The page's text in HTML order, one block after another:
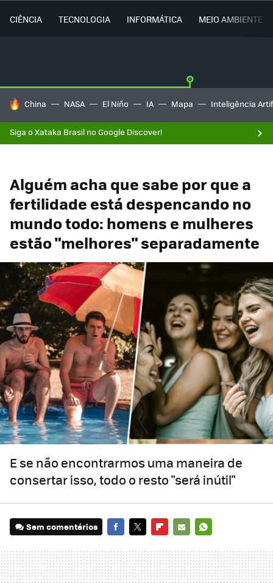
CIÊNCIA TECNOLOGIA INFORMÁTICA MEIO AMBIENTE
TENDÊNCIAS DO DIA
China NASA El Niño IA Mapa Inteligência
Siga o Xataka Brasil no Google Discover!
Alguém acha que sabe por que a
fertilidade está despencando no
mundo todo: homens e mulheres
estão "melhores" separadamente
E se não encontrarmos uma maneira de
consertar isso, todo o resto "será inútil"
Sem comentários
MAIL